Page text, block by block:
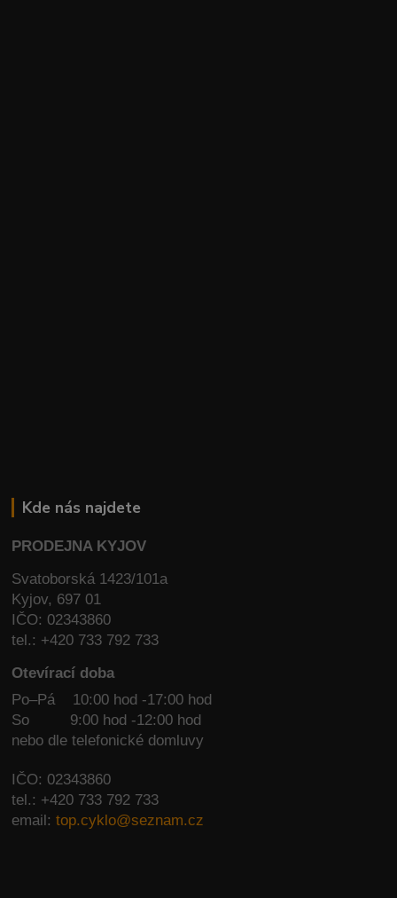
Kde nás najdete
PRODEJNA KYJOV
Svatoborská 1423/101a
Kyjov, 697 01
IČO: 02343860
tel.: +420 733 792 733
Otevírací doba
Po–Pá 10:00 hod -17:00 hod
So
9:00 hod -12:00 hod
nebo dle telefonické domluvy
IČO: 02343860
tel.: +420 733 792 733
email:top.cyklo@seznam.cz